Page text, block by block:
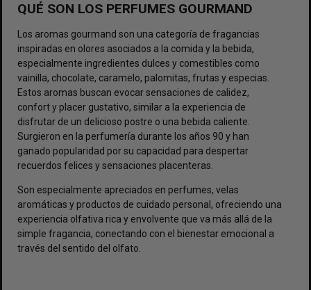
QUÉ SON LOS PERFUMES GOURMAND
Los aromas gourmand son una categoría de fragancias
inspiradas en olores asociados a la comida y la bebida,
especialmente ingredientes dulces y comestibles como
vainilla, chocolate, caramelo, palomitas, frutas y especias.
Estos aromas buscan evocar sensaciones de calidez,
confort y placer gustativo, similar a la experiencia de
disfrutar de un delicioso postre o una bebida caliente.
Surgieron en la perfumería durante los años 90 y han
ganado popularidad por su capacidad para despertar
recuerdos felices y sensaciones placenteras.
Son especialmente apreciados en perfumes, velas
aromáticas y productos de cuidado personal, ofreciendo una
experiencia olfativa rica y envolvente que va más allá de la
simple fragancia, conectando con el bienestar emocional a
través del sentido del olfato.